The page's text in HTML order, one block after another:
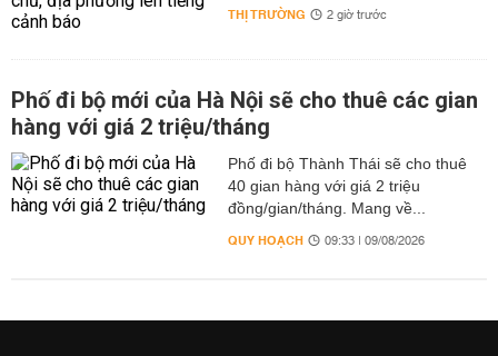
THỊ TRƯỜNG 2 giờ trước
Phố đi bộ mới của Hà Nội sẽ cho thuê các gian
hàng với giá 2 triệu/tháng
Phố đi bộ Thành Thái sẽ cho thuê
40 gian hàng với giá 2 triệu
đồng/gian/tháng. Mang về...
QUY HOẠCH 09:33 | 09/08/2026